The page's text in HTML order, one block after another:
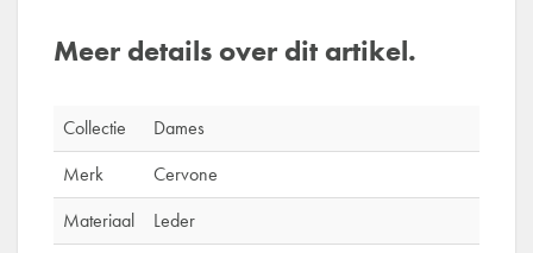
Meer details over dit artikel.
Collectie
Dames
Merk
Cervone
Materiaal
Leder